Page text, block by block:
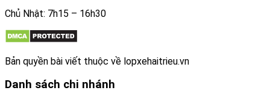
Chủ Nhật: 7h15 – 16h30
Bản quyền bài viết thuộc về lopxehaitrieu.vn
Danh sách chi nhánh